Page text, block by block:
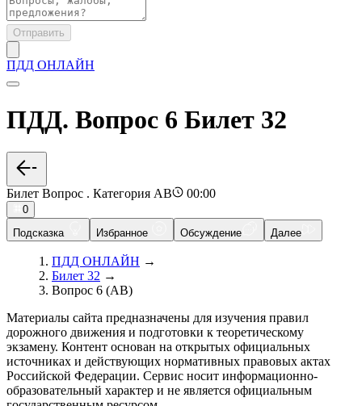
Отправить
ПДД ОНЛАЙН
ПДД. Вопрос 6 Билет 32
Билет Вопрос . Категория AB 00:00
0
Подсказка
Избранное Обсуждение Далее
ПДД ОНЛАЙН →
Билет 32 →
Вопрос 6 (AB)
Материалы сайта предназначены для изучения правил
дорожного движения и подготовки к теоретическому
экзамену. Контент основан на открытых официальных
источниках и действующих нормативных правовых актах
Российской Федерации. Сервис носит информационно-
образовательный характер и не является официальным